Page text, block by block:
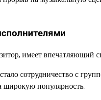
имеет впечатляющий
сотрудничество с
широкую популярность.